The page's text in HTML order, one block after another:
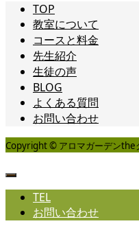
TOP
教室について
コースと料金
先生紹介
生徒の声
BLOG
よくある質問
お問い合わせ
Copyright © アロマガーデンthe
TEL
お問い合わせ